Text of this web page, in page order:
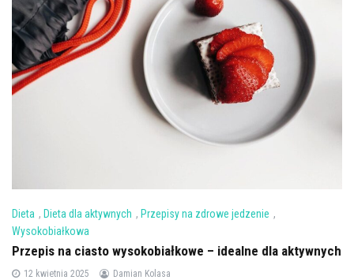
Dieta , Dieta dla aktywnych , Przepisy na zdrowe jedzenie ,
Wysokobiałkowa
Przepis na ciasto wysokobiałkowe – idealne dla aktywnych
12 kwietnia 2025 Damian Kolasa